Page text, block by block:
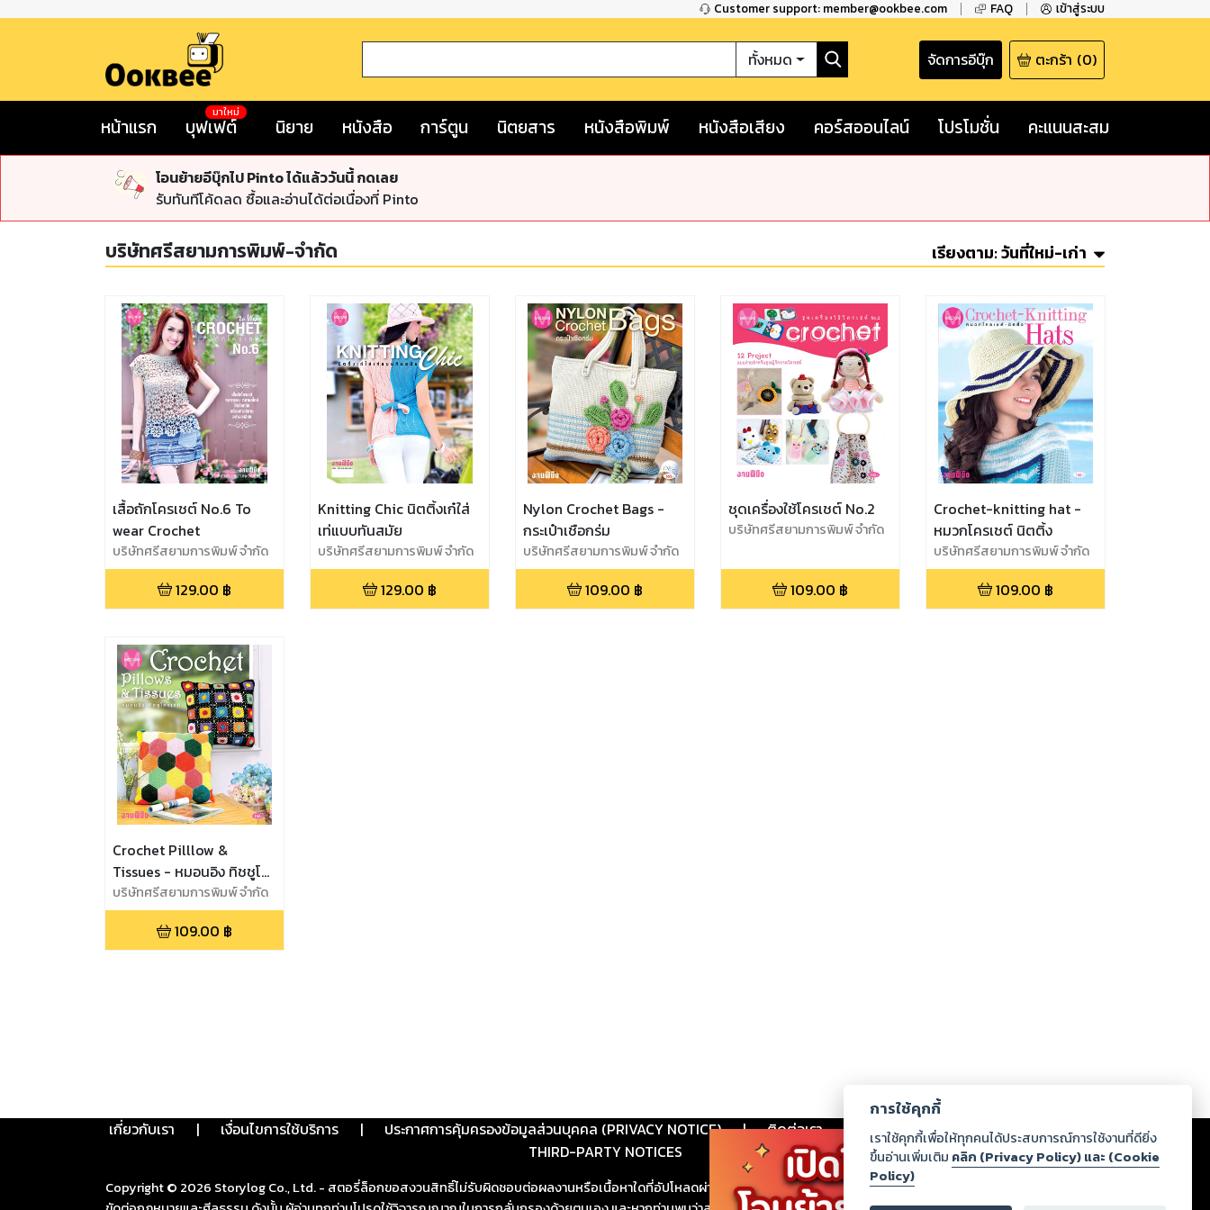
Customer support: member@ookbee.com FAQ เข้าสู่ระบบ
ทั้งหมด จัดการอีบุ๊ก ตะกร้า (0)
หน้าแรก บุฟเฟต์
มาใหม่
นิยาย หนังสือ การ์ตูน นิตยสาร หนังสือพิมพ์ หนังสือเสียง คอร์สออนไลน์ โปรโมชั่น คะแนนสะสม
โอนย้ายอีบุ๊กไป Pinto ได้แล้ววันนี้ กดเลย
รับทันทีโค้ดลด ซื้อและอ่านได้ต่อเนื่องที่ Pinto
บริษัทศรีสยามการพิมพ์-จำกัด เรียงตาม:วันที่ใหม่-เก่า
เสื้อถักโครเชต์ No.6 To
wear Crochet
บริษัทศรีสยามการพิมพ์ จำกัด
129.00 ฿
Knitting Chic นิตติ้งเก๋ใส่
เท่แบบทันสมัย
บริษัทศรีสยามการพิมพ์ จำกัด
129.00 ฿
Nylon Crochet Bags -
กระเป๋าเชือกร่ม
บริษัทศรีสยามการพิมพ์ จำกัด
109.00 ฿
ชุดเครื่องใช้โครเชต์ No.2
บริษัทศรีสยามการพิมพ์ จำกัด
109.00 ฿
Crochet-knitting hat -
หมวกโครเชต์ นิตติ้ง
บริษัทศรีสยามการพิมพ์ จำกัด
109.00 ฿
Crochet Pilllow &
Tissues - หมอนอิง ทิชชูโค
รเชต์
บริษัทศรีสยามการพิมพ์ จำกัด
109.00 ฿
เกี่ยวกับเรา | เงื่อนไขการใช้บริการ | ประกาศการคุ้มครองข้อมูลส่วนบุคคล (PRIVACY NOTICE) | ติดต่อเรา ร่วมงานกับเรา ดาวน์โหลด
THIRD-PARTY NOTICES
Copyright © 2026 Storylog Co., Ltd. - สตอรี่ล็อกขอสงวนสิทธิ์ไม่รับผิดชอบต่อผลงานหรือเนื้อหาใดที่อัปโหลดผ่านเว็บไซต์และปรากฏว่าละเมิดสิทธิในทรัพย์สินทางปัญญาของบุคคลอื่นหรือ
การใช้คุกกี้
เราใช้คุกกี้เพื่อให้ทุกคนได้ประสบการณ์การใช้งานที่ดียิ่ง
ขึ้นอ่านเพิ่มเติม คลิก (Privacy Policy) และ (Cookie
Policy)